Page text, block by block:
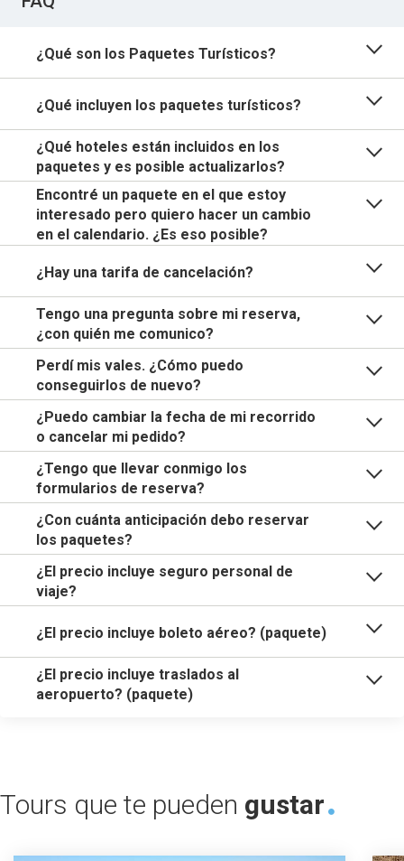
¿Qué son los Paquetes Turísticos?
¿Qué incluyen los paquetes turísticos?
¿Qué hoteles están incluidos en los
paquetes y es posible actualizarlos?
Encontré un paquete en el que estoy
interesado pero quiero hacer un cambio
en el calendario. ¿Es eso posible?
¿Hay una tarifa de cancelación?
Tengo una pregunta sobre mi reserva,
¿con quién me comunico?
Perdí mis vales. ¿Cómo puedo
conseguirlos de nuevo?
¿Puedo cambiar la fecha de mi recorrido
o cancelar mi pedido?
¿Tengo que llevar conmigo los
formularios de reserva?
¿Con cuánta anticipación debo reservar
los paquetes?
¿El precio incluye seguro personal de
viaje?
¿El precio incluye boleto aéreo? (paquete)
¿El precio incluye traslados al
aeropuerto? (paquete)
Tours que te pueden gustar